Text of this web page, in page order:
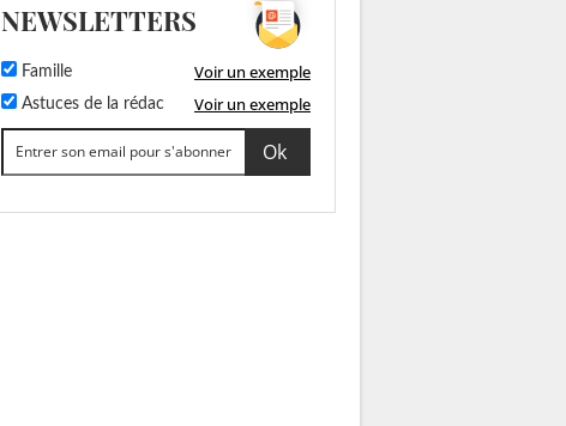
NEWSLETTERS
Famille Voir un exemple
Astuces de la rédac Voir un exemple